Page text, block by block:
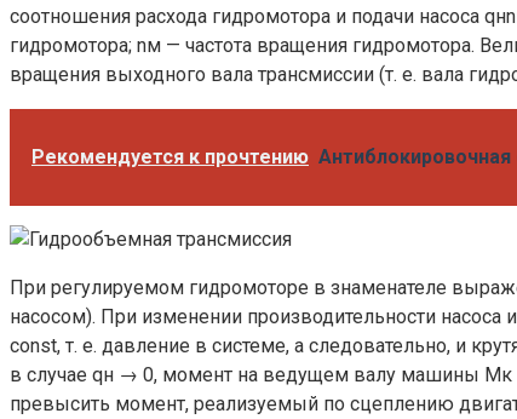
соотношения расхода гидромотора и подачи насоса
гидромотора; nм — частота вращения гидромотора.
вращения выходного вала трансмиссии (т. е. вала
Рекомендуется к прочтению
При регулируемом гидромоторе в знаменателе
насосом). При изменении производительности
const, т. е. давление в системе, а следовательно, и
в случае qн → 0, момент на ведущем валу машины Mк
превысить момент, реализуемый по сцеплению